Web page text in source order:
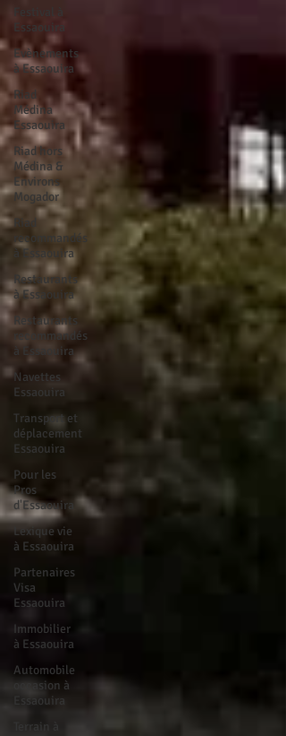
Essaouira
Evènements
à Essaouira
Riad
Médina
Essaouira
Riad hors
Médina &
Environs
Mogador
Riad
recommandés
à Essaouira
Restaurants
à Essaouira
Restaurants
recommandés
à Essaouira
Navettes
Essaouira
Transport et
déplacement
Essaouira
Pour les
Pros
d'Essaouira
Lexique vie
à Essaouira
Partenaires
Visa
Essaouira
Immobilier
à Essaouira
Automobile
occasion à
Essaouira
Terrain à